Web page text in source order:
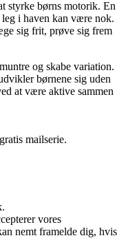
styrke børns motorik. En
i haven kan være nok.
sig frit, prøve sig frem
og skabe variation.
børnene sig uden
at være aktive sammen
mailserie.
vores
nemt framelde dig, hvis